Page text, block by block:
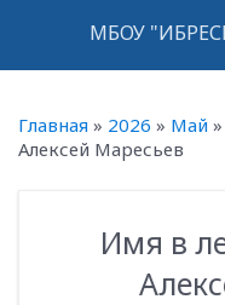
МБОУ
Главная » 2026 » Май »
Алексей Маресьев
Имя в